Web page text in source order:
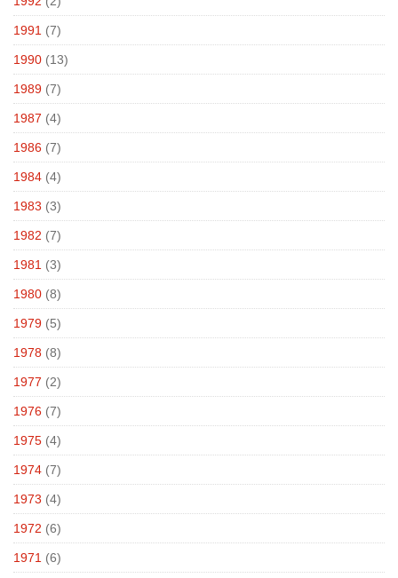
1991 (7)
1990 (13)
1989 (7)
1987 (4)
1986 (7)
1984 (4)
1983 (3)
1982 (7)
1981 (3)
1980 (8)
1979 (5)
1978 (8)
1977 (2)
1976 (7)
1975 (4)
1974 (7)
1973 (4)
1972 (6)
1971 (6)